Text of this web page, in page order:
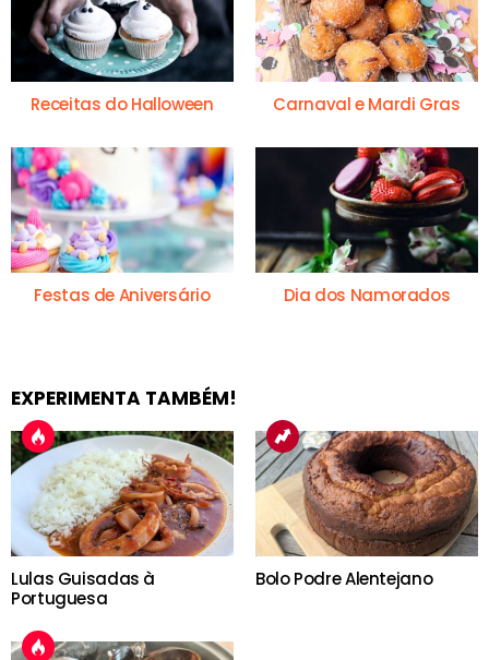
Receitas do Halloween Carnaval e Mardi Gras
Festas de Aniversário Dia dos Namorados
EXPERIMENTA TAMBÉM!
Lulas Guisadas à
Portuguesa
Bolo Podre Alentejano